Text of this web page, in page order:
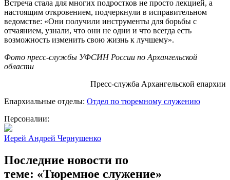
Встреча стала для многих подростков не просто лекцией, а
настоящим откровением, подчеркнули в исправительном
ведомстве: «Они получили инструменты для борьбы с
отчаянием, узнали, что они не одни и что всегда есть
возможность изменить свою жизнь к лучшему».
Фото пресс-службы УФСИН России по Архангельской
области
Пресс-служба Архангельской епархии
Епархиальные отделы: Отдел по тюремному служению
Персоналии:
Иерей Андрей Чернушенко
Последние новости по
теме: «Тюремное служение»